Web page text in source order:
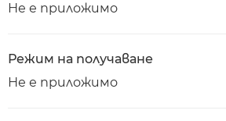
Не е приложимо
Режим на получаване
Не е приложимо